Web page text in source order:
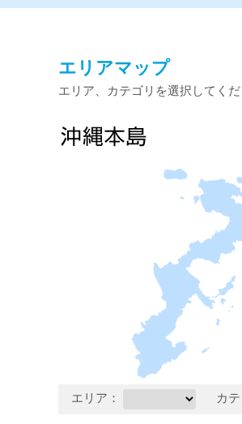
エリアマップ
エリア、カテゴリを選択してく
エリア： カテ